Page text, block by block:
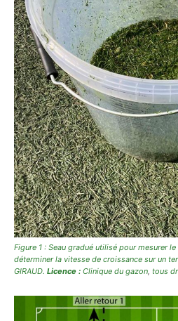
Figure 1 : Seau gradué utilisé pour mesurer
déterminer la vitesse de croissance sur un
GIRAUD. Licence : Clinique du gazon, tous